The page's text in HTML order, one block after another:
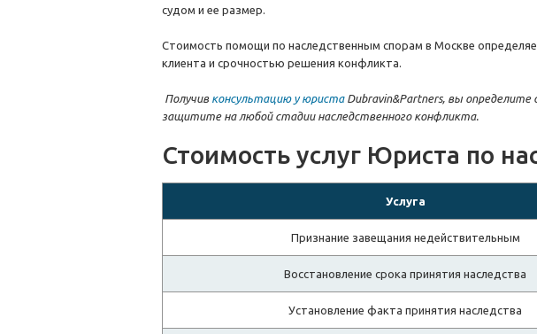
судом и ее размер.
Стоимость помощи по наследственным спорам в Москве
клиента и срочностью решения конфликта.
Получив консультацию у юристаDubravin&Partners, вы определите
защитите на любой стадии наследственного конфликта.
Стоимость услуг Юриста по
Услуга
Признание завещания недействительным
Восстановление срока принятия наследства
Установление факта принятия наследства